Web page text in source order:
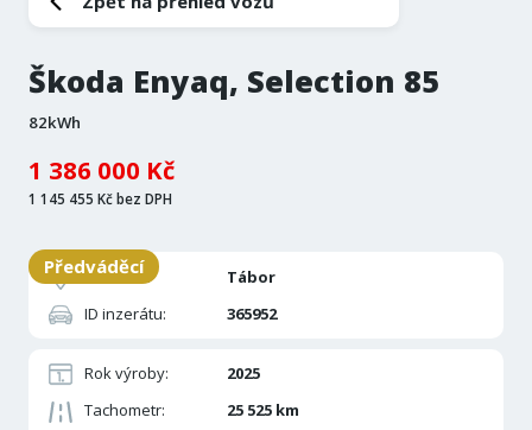
Škoda Enyaq, Selection 85
82kWh
1 386 000 Kč
1 145 455 Kč bez DPH
Pobočka:
Tábor
ID inzerátu:
365952
Rok výroby:
2025
Tachometr:
25 525 km
Předváděcí